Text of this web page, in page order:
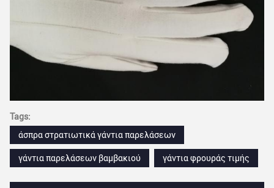
Tags:
άσπρα στρατιωτικά γάντια παρελάσεων
γάντια παρελάσεων βαμβακιού γάντια φρουράς τιμής